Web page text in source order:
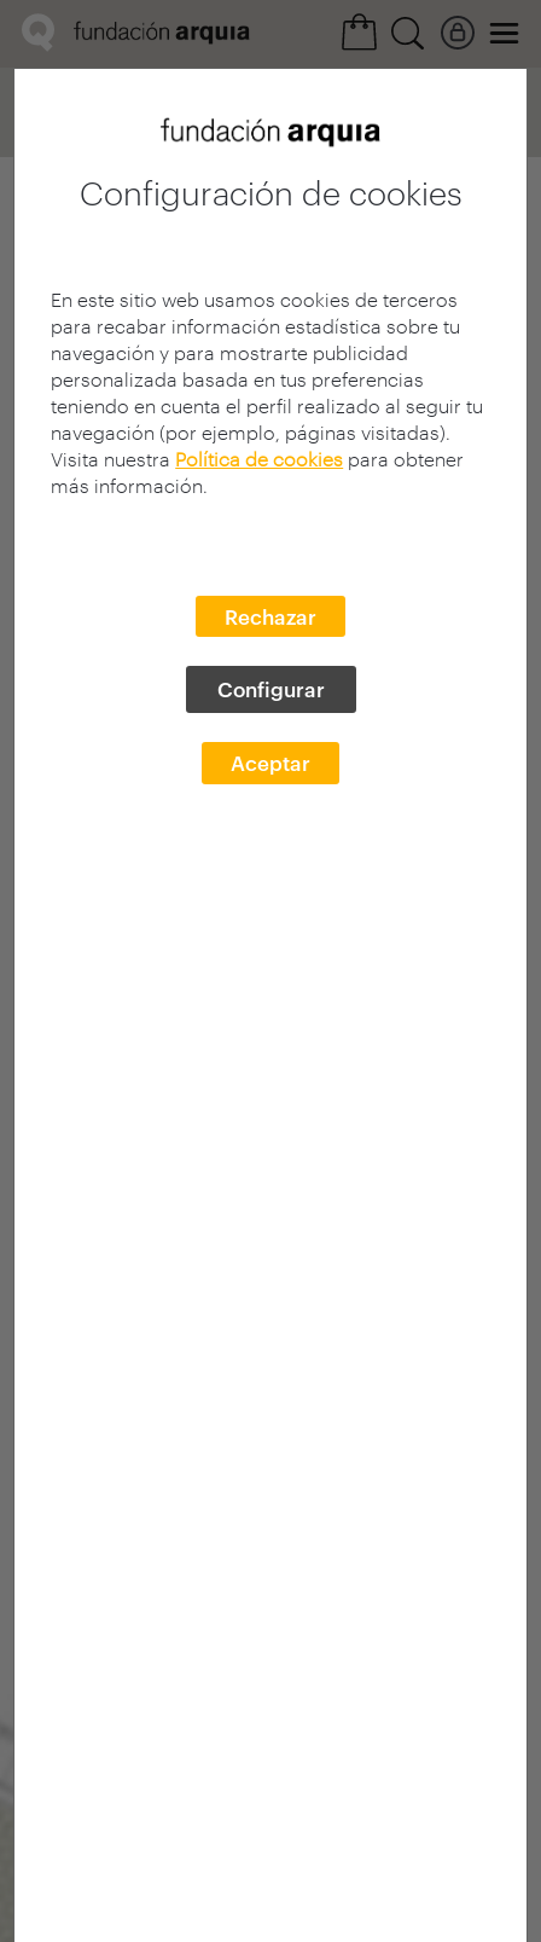
Configuración de cookies
En este sitio web usamos cookies de terceros
para recabar información estadística sobre tu
navegación y para mostrarte publicidad
personalizada basada en tus preferencias
teniendo en cuenta el perfil realizado al seguir tu
navegación (por ejemplo, páginas visitadas).
Visita nuestra Política de cookies para obtener
más información.
Rechazar
Configurar
Aceptar
Ficha realización